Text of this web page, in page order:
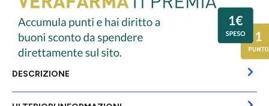
DESCRIZIONE